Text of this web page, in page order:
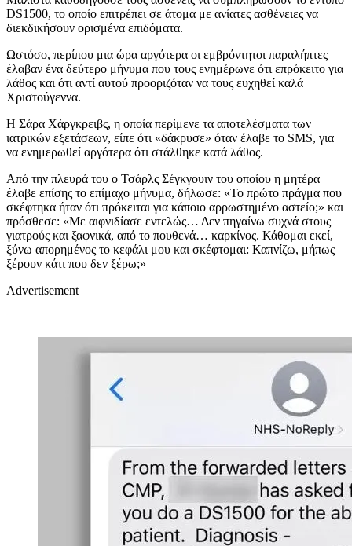
DS1500, το οποίο επιτρέπει σε άτομα με ανίατες ασθένειες να
διεκδικήσουν ορισμένα επιδόματα.
Ωστόσο, περίπου μια ώρα αργότερα οι εμβρόντητοι παραλήπτες
έλαβαν ένα δεύτερο μήνυμα που τους ενημέρωνε ότι επρόκειτο για
λάθος και ότι αντί αυτού προοριζόταν να τους ευχηθεί καλά
Χριστούγεννα.
Η Σάρα Χάργκρειβς, η οποία περίμενε τα αποτελέσματα των
ιατρικών εξετάσεων, είπε ότι «δάκρυσε» όταν έλαβε το SMS, για
να ενημερωθεί αργότερα ότι στάλθηκε κατά λάθος.
Από την πλευρά του ο Τσάρλς Σέγκγουιν του οποίου η μητέρα
έλαβε επίσης το επίμαχο μήνυμα, δήλωσε: «Το πρώτο πράγμα που
σκέφτηκα ήταν ότι πρόκειται για κάποιο αρρωστημένο αστείο;» και
πρόσθεσε: «Με αιφνιδίασε εντελώς… Δεν πηγαίνω συχνά στους
γιατρούς και ξαφνικά, από το πουθενά… καρκίνος. Κάθομαι εκεί,
ξύνω απορημένος το κεφάλι μου και σκέφτομαι: Καπνίζω, μήπως
ξέρουν κάτι που δεν ξέρω;»
Advertisement